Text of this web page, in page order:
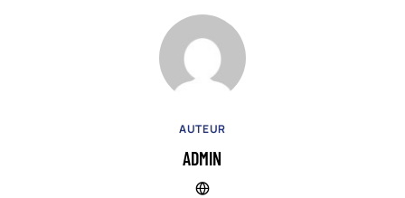
AUTEUR
ADMIN